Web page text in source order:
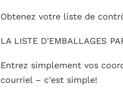
Obtenez votre liste de
LA LISTE D'EMBALLAGES
Entrez simplement vos
courriel – c'est simple!